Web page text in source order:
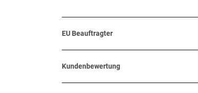
EU Beauftragter
Kundenbewertung